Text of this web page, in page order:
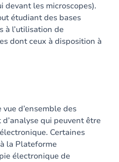
devant les microscopes).
étudiant des bases
à l’utilisation de
dont ceux à disposition à
d’ensemble des
qui peuvent être
Certaines
la Plateforme
électronique de